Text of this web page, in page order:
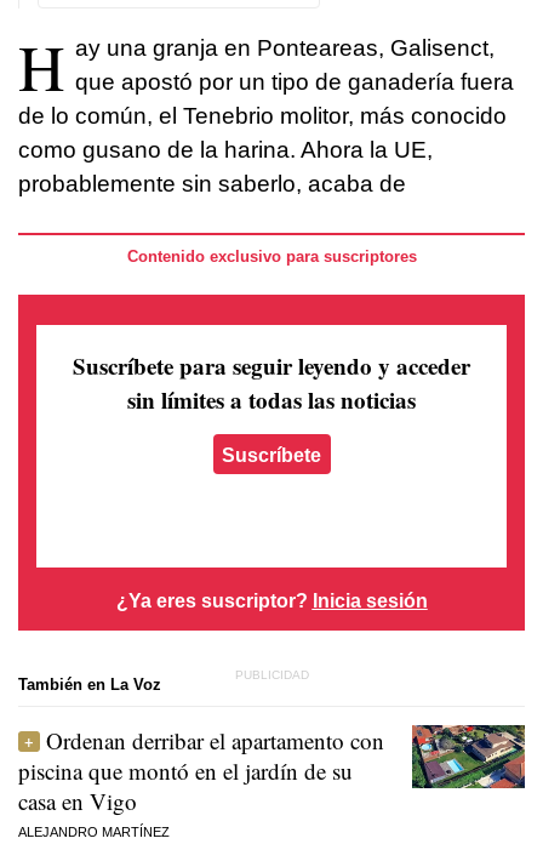
H ay una granja en Ponteareas, Galisenct,
que apostó por un tipo de ganadería fuera
de lo común, el Tenebrio molitor, más conocido
como gusano de la harina. Ahora la UE,
probablemente sin saberlo, acaba de
Contenido exclusivo para suscriptores
Suscríbete para seguir leyendo y acceder
sin límites a todas las noticias
Suscríbete
¿Ya eres suscriptor? Inicia sesión
También en La Voz
Ordenan derribar el apartamento con
piscina que montó en el jardín de su
casa en Vigo
ALEJANDRO MARTÍNEZ